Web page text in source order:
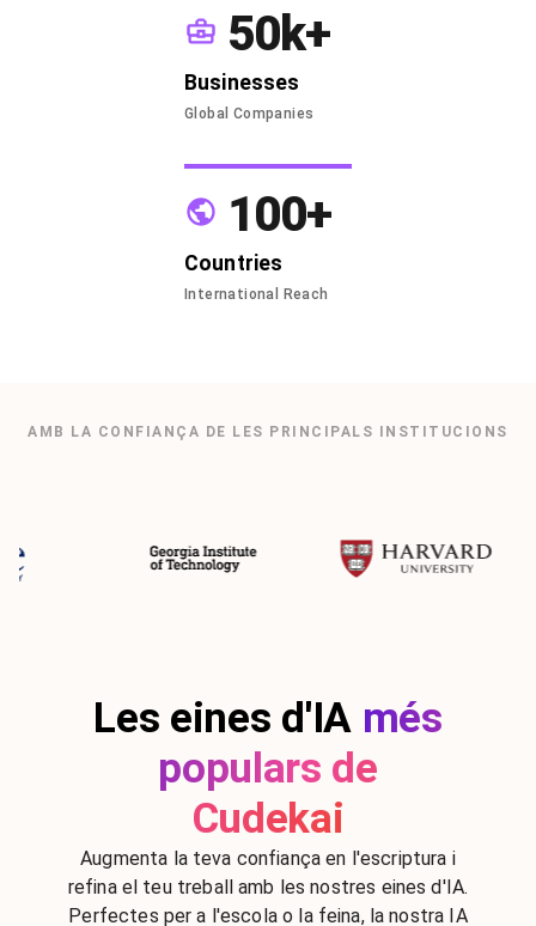
50k+
Businesses
Global Companies
100+
Countries
International Reach
AMB LA CONFIANÇA DE LES PRINCIPALS INSTITUCIONS
Les eines d'IA més
populars de
Cudekai
Augmenta la teva confiança en l'escriptura i
refina el teu treball amb les nostres eines d'IA.
Perfectes per a l'escola o la feina, la nostra IA